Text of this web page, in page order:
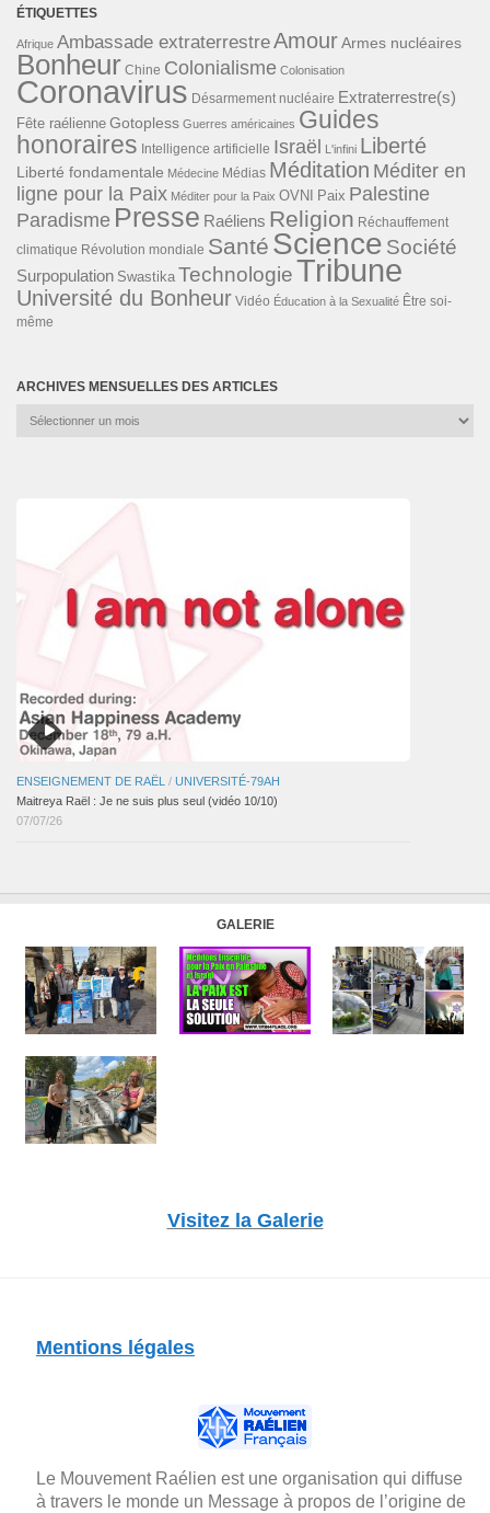
ÉTIQUETTES
Afrique Ambassade extraterrestreAmourArmes nucléaires
Bonheur Chine Colonialisme Colonisation
Coronavirus Désarmement nucléaire Extraterrestre(s)
Fête raélienne Gotopless Guerres américaines Guides
honoraires Intelligence artificielle Israël L'infini Liberté
Liberté fondamentale Médecine Médias Méditation Méditer en
ligne pour la Paix Méditer pour la Paix OVNI Paix Palestine
Paradisme Presse Raéliens Religion Réchauffement
climatique Révolution mondiale Santé Science Société
Surpopulation Swastika TechnologieTribune
Université du Bonheur Vidéo Éducation à la Sexualité Être soi-
même
ARCHIVES MENSUELLES DES ARTICLES
Archives
ENSEIGNEMENT DE RAËL / UNIVERSITÉ-79AH
Maitreya Raël : Je ne suis plus seul (vidéo 10/10)
07/07/26
GALERIE
Visitez la Galerie
Mentions légales
Le Mouvement Raélien est une organisation qui diffuse
à travers le monde un Message à propos de l’origine de